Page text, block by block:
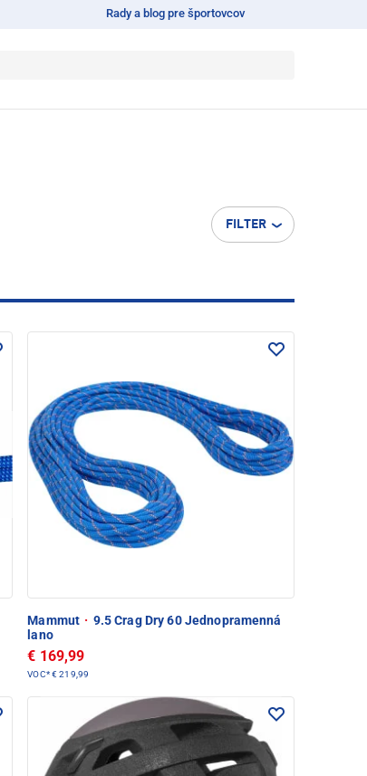
Rady a blog pre športovcov
FILTER
Mammut · 9.5 Crag Dry 60 Jednopramenná
lano
€ 169,99
VOC*€ 219,99